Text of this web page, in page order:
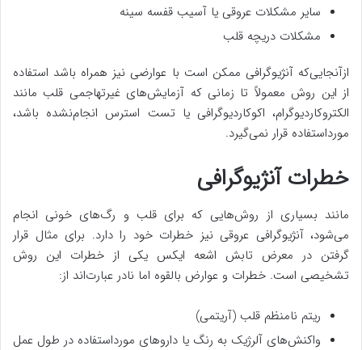
سایر مشکلات عروقی یا آسیب قفسه سینه
مشکلات دریچه قلب
ازآنجایی‌که آنژیوگرافی ممکن است با عوارضی نیز همراه باشد استفاده
از این روش معمولاً تا زمانی که آزمایش‌های غیرتهاجمی قلب مانند
الکتروکاردیوگرام، اکوکاردیوگرافی یا تست استرس انجام‌نشده باشد،
مورداستفاده قرار نمی‌گیرد.
خطرات آنژیوگرافی
مانند بسیاری از روش‌هایی که برای قلب و رگ‌های خونی انجام
می‌شود، آنژیوگرافی عروقی نیز خطرات خود را دارد. برای مثال قرار
گرفتن در معرض تابش اشعه ایکس یکی از خطرات این روش
تشخیصی است. خطرات و عوارض بالقوه اما نادر عبارت‌اند از:
ریتم نامنظم قلب (آریتمی)
واکنش‌های آلرژیک به رنگ یا داروهای مورداستفاده در طول عمل